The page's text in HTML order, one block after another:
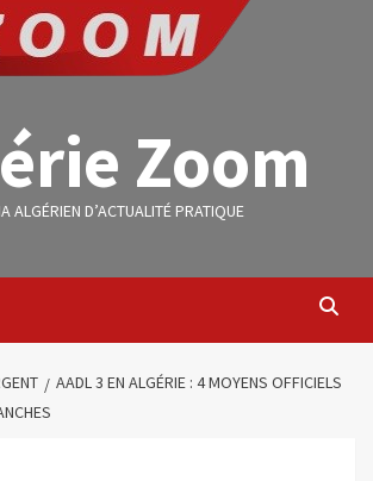
Zoom
ALGÉRIEN D’ACTUALITÉ PRATIQUE
AADL 3 EN ALGÉRIE : 4 MOYENS OFFICIELS